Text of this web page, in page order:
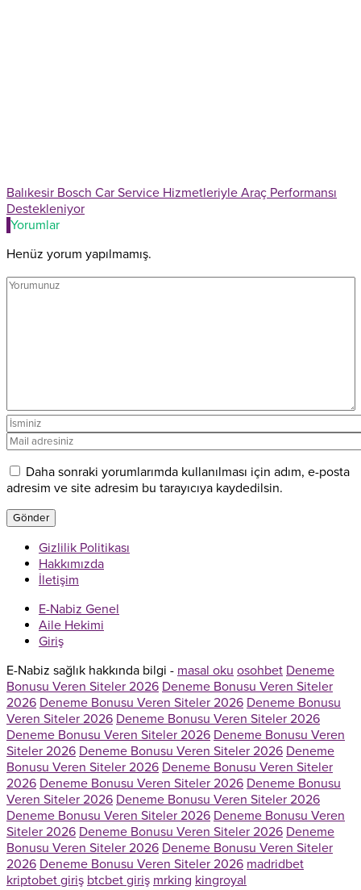
Balıkesir Bosch Car Service Hizmetleriyle Araç Performansı
Destekleniyor
Yorumlar
Henüz yorum yapılmamış.
Daha sonraki yorumlarımda kullanılması için adım, e-posta
adresim ve site adresim bu tarayıcıya kaydedilsin.
Gizlilik Politikası
Hakkımızda
İletişim
E-Nabiz Genel
Aile Hekimi
Giriş
E-Nabiz sağlık hakkında bilgi - masal oku osohbet Deneme
Bonusu Veren Siteler 2026 Deneme Bonusu Veren Siteler
2026 Deneme Bonusu Veren Siteler 2026 Deneme Bonusu
Veren Siteler 2026 Deneme Bonusu Veren Siteler 2026
Deneme Bonusu Veren Siteler 2026 Deneme Bonusu Veren
Siteler 2026 Deneme Bonusu Veren Siteler 2026 Deneme
Bonusu Veren Siteler 2026 Deneme Bonusu Veren Siteler
2026 Deneme Bonusu Veren Siteler 2026 Deneme Bonusu
Veren Siteler 2026 Deneme Bonusu Veren Siteler 2026
Deneme Bonusu Veren Siteler 2026 Deneme Bonusu Veren
Siteler 2026 Deneme Bonusu Veren Siteler 2026 Deneme
Bonusu Veren Siteler 2026 Deneme Bonusu Veren Siteler
2026 Deneme Bonusu Veren Siteler 2026 madridbet
kriptobet giriş btcbet giriş mrking kingroyal